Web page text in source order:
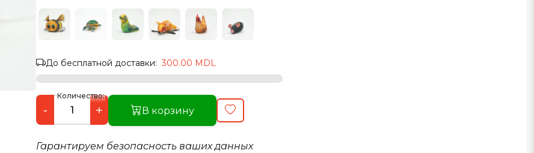
До бесплатной доставки:300.00 MDL
Количество:
- + В корзину
Гарантируем безопасность ваших данных